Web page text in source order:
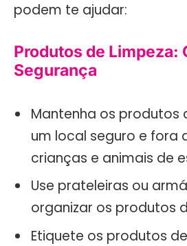
podem te ajudar:
Produtos de Limpeza:
Segurança
Mantenha os produtos
um local seguro e fora
crianças e animais de
Use prateleiras ou
organizar os produtos
Etiquete os produtos